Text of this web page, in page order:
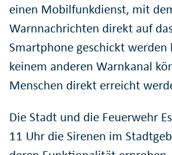
einen Mobilfunkdienst, mit
Warnnachrichten direkt auf
Smartphone geschickt
keinem anderen Warnkanal
Menschen direkt erreicht
Die Stadt und die Feuerwehr
11 Uhr die Sirenen im